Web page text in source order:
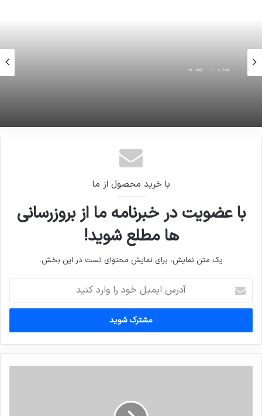
با خرید محصول از ما
با عضویت در خبرنامه ما از بروزرسانی
ها مطلع شوید!
یک متن نمایش، برای نمایش محتوای تست در این بخش.
ایمیل
خود
وارد
کنید